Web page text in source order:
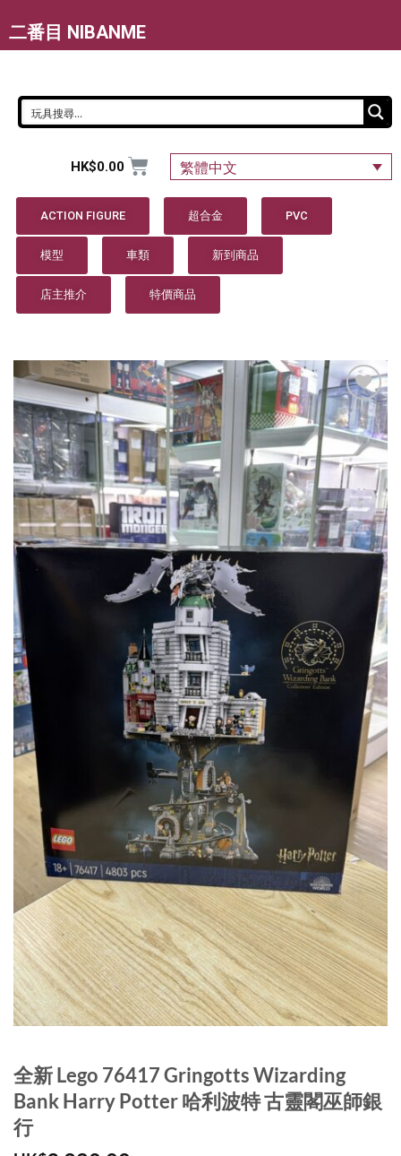
二番目 NIBANME
HK$0.00 繁體中文
ACTION FIGURE 超合金 PVC
模型 車類 新到商品
店主推介 特價商品
全新 Lego 76417 Gringotts Wizarding
Bank Harry Potter 哈利波特 古靈閣巫師銀
行